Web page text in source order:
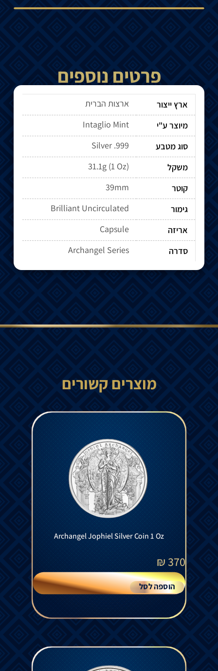
פרטים נוספים
ארץ ייצור
ארצות הברית
מיוצר ע"י
Intaglio Mint
סוג מטבע
Silver .999
משקל
31.1g (1 Oz)
קוטר
39mm
גימור
Brilliant Uncirculated
אריזה
Capsule
סדרה
Archangel Series
מוצרים קשורים
Archangel Jophiel Silver Coin 1 Oz
370
₪
הוספה לסל